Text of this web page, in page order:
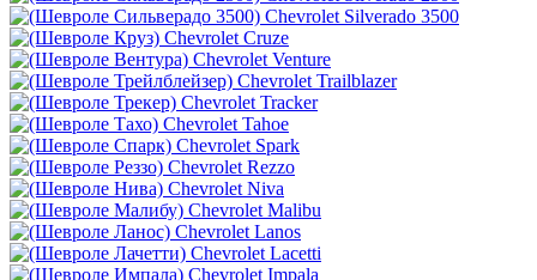
Chevrolet Silverado 3500
Chevrolet Cruze
Chevrolet Venture
Chevrolet Trailblazer
Chevrolet Tracker
Chevrolet Tahoe
Chevrolet Spark
Chevrolet Rezzo
Chevrolet Niva
Chevrolet Malibu
Chevrolet Lanos
Chevrolet Lacetti
Chevrolet Impala